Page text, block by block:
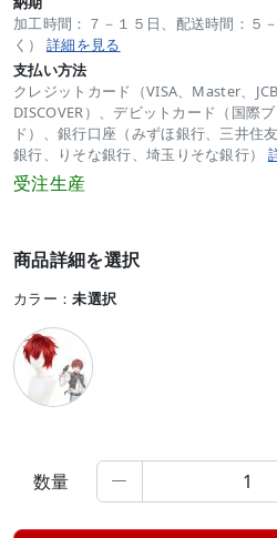
加工時間：７－１５日、配送時間：５
く） 詳細を見る
支払い方法
クレジットカード（VISA、Master、
DISCOVER）、デビットカード（国際
ド）、銀行口座（みずほ銀行、三井住
銀行、りそな銀行、埼玉りそな銀行）
受注生産
商品詳細を選択
カラー：未選択
数量 